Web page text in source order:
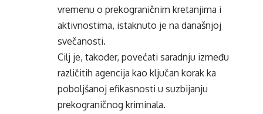
vremenu o prekograničnim kretanjima i
aktivnostima, istaknuto je na današnjoj
svečanosti.
Cilj je, također, povećati saradnju između
različitih agencija kao ključan korak ka
poboljšanoj efikasnosti u suzbijanju
prekograničnog kriminala.